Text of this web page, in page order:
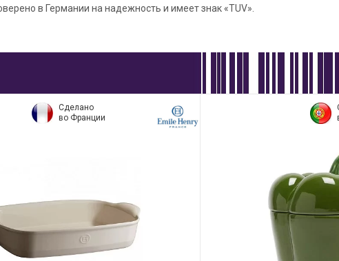
в Германии на надежность и имеет знак «TUV».
Сделано
во Франции